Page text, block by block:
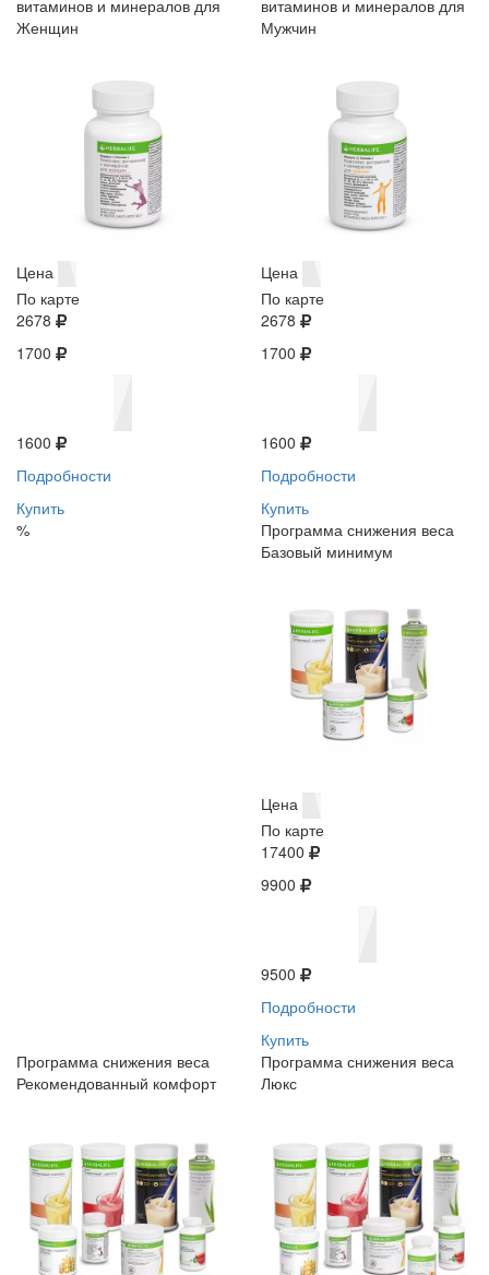
витаминов и минералов для
Женщин
Цена
По карте
2678
1700
1600
Подробности
Купить
%
витаминов и минералов для
Мужчин
Цена
По карте
2678
1700
1600
Подробности
Купить
Программа снижения веса
Базовый минимум
Цена
По карте
17400
9900
9500
Подробности
Купить
Программа снижения веса
Рекомендованный комфорт
Программа снижения веса
Люкс